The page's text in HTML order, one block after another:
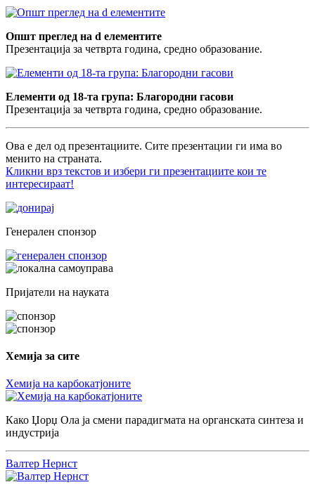
Општ преглед на d елементите
Презентација за четврта година, средно образование.
Елементи од 18-та група: Благородни гасови
Презентација за четврта година, средно образование.
Ова е дел од презентациите. Сите презентации ги има во
менито на страната.
Кликни врз текстов и избери ги презентациите кои те
интересираат!
Генерален спонзор
Пријатели на науката
Хемија за сите
Хемија на карбокатјоните
Како Џорџ Ола ја смени парадигмата на органската синтеза и
индустрија
Валтер Нернст